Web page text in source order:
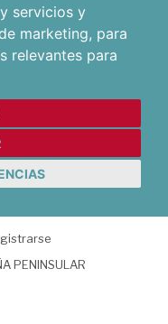
servicios y
marketing, para
relevantes para
PENINSULAR